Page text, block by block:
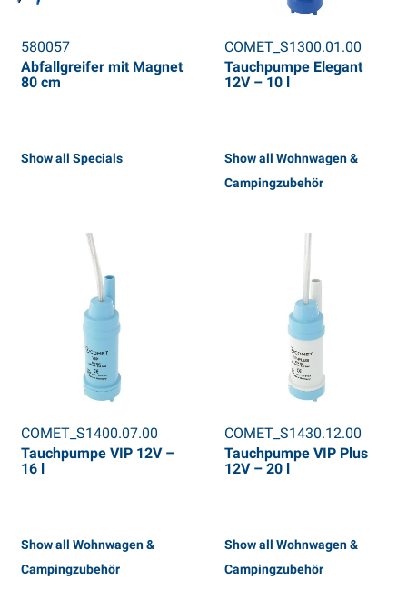
580057
Abfallgreifer mit Magnet
80 cm
Show all Specials
COMET_S1300.01.00
Tauchpumpe Elegant
12V – 10 l
Show all Wohnwagen &
Campingzubehör
COMET_S1400.07.00
Tauchpumpe VIP 12V –
16 l
Show all Wohnwagen &
Campingzubehör
COMET_S1430.12.00
Tauchpumpe VIP Plus
12V – 20 l
Show all Wohnwagen &
Campingzubehör